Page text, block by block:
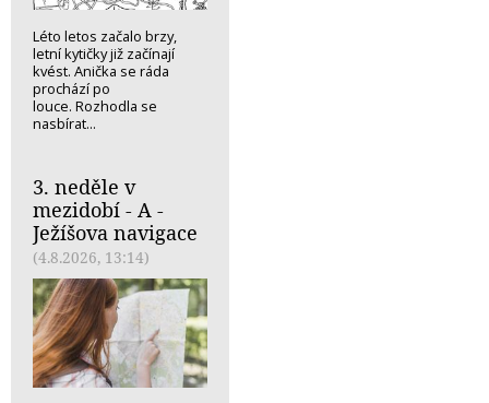
Léto letos začalo brzy,
letní kytičky již začínají
kvést. Anička se ráda
prochází po
louce. Rozhodla se
nasbírat...
3. neděle v
mezidobí - A -
Ježíšova navigace
(4.8.2026, 13:14)